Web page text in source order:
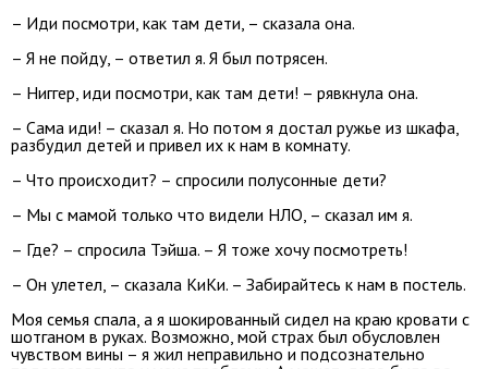
– Иди посмотри, как там дети, – сказала она.
– Я не пойду, – ответил я. Я был потрясен.
– Ниггер, иди посмотри, как там дети! – рявкнула она.
– Сама иди! – сказал я. Но потом я достал ружье из шкафа,
разбудил детей и привел их к нам в комнату.
– Что происходит? – спросили полусонные дети?
– Мы с мамой только что видели НЛО, – сказал им я.
– Где? – спросила Тэйша. – Я тоже хочу посмотреть!
– Он улетел, – сказала КиКи. – Забирайтесь к нам в постель.
Моя семья спала, а я шокированный сидел на краю кровати с
шотганом в руках. Возможно, мой страх был обусловлен
чувством вины – я жил неправильно и подсознательно